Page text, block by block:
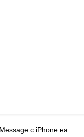
с iPhone на